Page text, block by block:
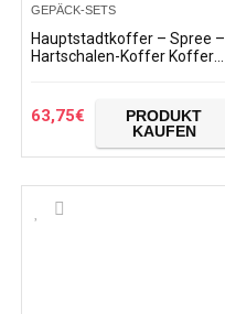
GEPÄCK-SETS
Hauptstadtkoffer – Spree –
Hartschalen-Koffer Koffer
Rollen
63,75€
PRODUKT
KAUFEN